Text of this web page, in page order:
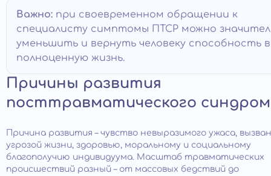
Важно: при своевременном обращении к
специалисту симптомы ПТСР можно
уменьшить и вернуть человеку способность
полноценную жизнь.
Причины развития
посттравматического
Причина развития – чувство невыразимого ужаса,
угрозой жизни, здоровью, моральному и социальному
благополучию индивидуума. Масштаб травматических
происшествий разный – от массовых бедствий до